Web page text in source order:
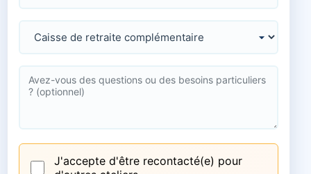
J'accepte d'être recontacté(e) pour